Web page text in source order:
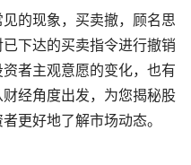
的现象，买卖撤，顾名思
下达的买卖指令进行撤销
者主观意愿的变化，也有
经角度出发，为您揭秘股
更好地了解市场动态。